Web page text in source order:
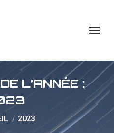
L’ANNÉE :
ici :2023